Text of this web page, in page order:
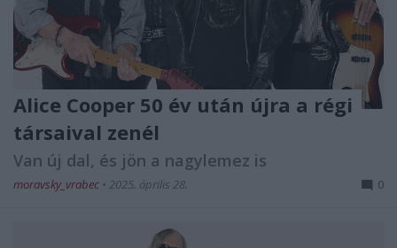
Alice Cooper 50 év után újra a régi
társaival zenél
Van új dal, és jön a nagylemez is
moravsky_vrabec • 2025. április 28. 0